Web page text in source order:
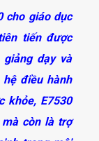
cho giáo dục
tiến được
dạy và
hệ điều hành
khỏe, E7530
còn là trợ